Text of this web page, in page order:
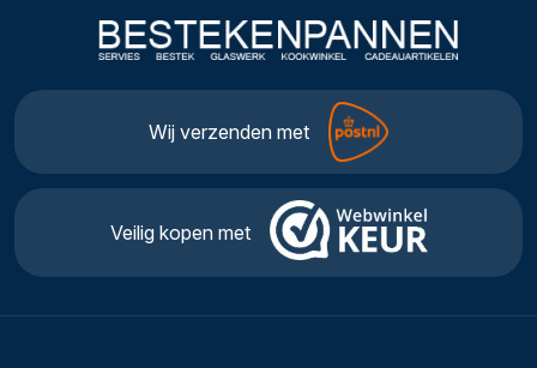
Wij verzenden met
Veilig kopen met